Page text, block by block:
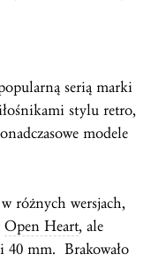
serią marki
stylu retro,
modele
różnych wersjach,
Open Heart, ale
40 mm. Brakowało